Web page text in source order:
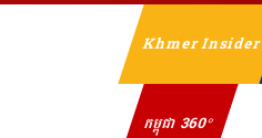
Khmer Insider
កម្ពុជា 360°